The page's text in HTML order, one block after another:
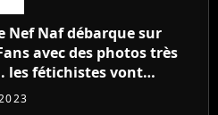
Nef Naf débarque sur
avec des photos très
les fétichistes vont
leur pied !